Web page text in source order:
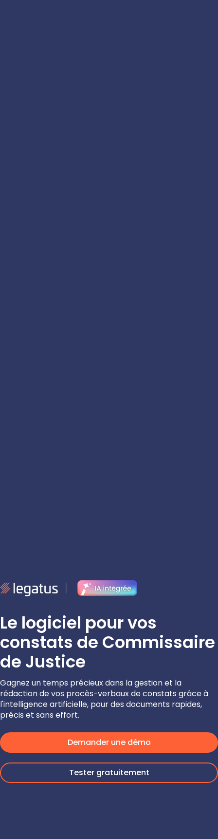
Le logiciel pour vos
constats de Commissaire
de Justice
Gagnez un temps précieux dans la gestion et la
rédaction de vos procès-verbaux de constats grâce à
l'intelligence artificielle, pour des documents rapides,
précis et sans effort.
Demander une démo
Tester gratuitement